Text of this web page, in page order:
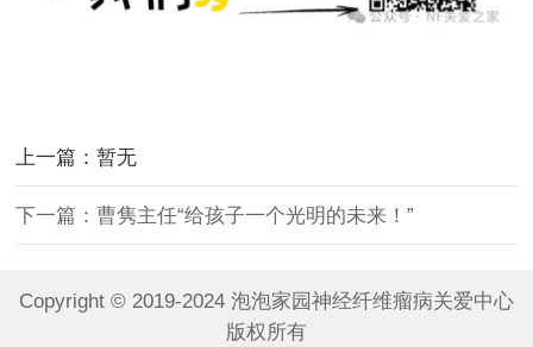
上一篇：暂无
下一篇：曹隽主任“给孩子一个光明的未来！”
Copyright © 2019-2024 泡泡家园神经纤维瘤病关爱中心
版权所有